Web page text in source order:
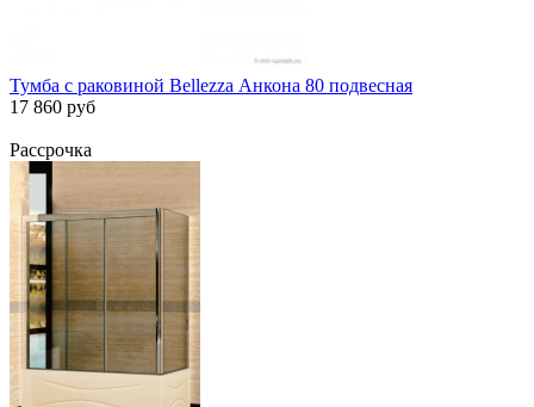
Тумба с раковиной Bellezza Анкона 80 подвесная
17 860 руб
Рассрочка